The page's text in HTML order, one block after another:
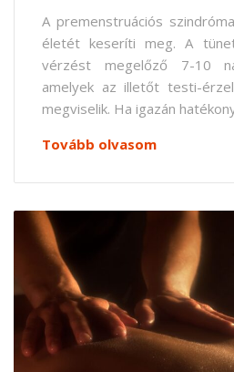
A premenstruációs
életét keseríti meg. A
vérzést megelőző 7-10
amelyek az illetőt testi-
megviselik. Ha igazán
Tovább olvasom